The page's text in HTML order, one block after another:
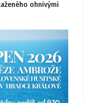
ohnivými